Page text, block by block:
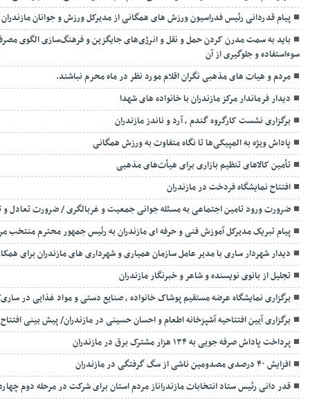
پیام قدردانی رئیس فدراسیون ورزش های همگانی از مدیرکل ورزش و جوانان مازندران
باید به سمت مدرن کردن حمل و نقل و انرژی‌های جایگزین و فرهنگ‌سازی الگوی
سوءاستفاده و جلوگیری از آن
مردم و هیات های مذهبی نگران اقلام مورد نظر در ماه محرم نباشند.
دیدار فرماندار مرکز مازندران با خانواده های شهدا
برگزاری نشست کارگروه گندم ، آرد و ناندز مازندران
پاداش ویژه به المپیکی‌ها تا نگاه متفاوت به ورزش همگانی
تأمین کالاهای تنظیم بازاری برای هیأت‌های مذهبی
افتتاح نمایشگاه فردخت در مازندران
ضرورت ورود تامین اجتماعی به مسئله جوانی جمعیت و غربالگری / ضرورت تعادل
پیام تبریک مدیرکل آموزش فنی و حرفه ای مازندران به رئیس جمهور محترم منتخب
دیدار شهردار ساری با مدیر عامل سازمان همیاری و شهرداری های مازندران برای
تجلیل از بانوی نویسنده و شاعر و خبرنگار مازندران
برگزاری نمایشگاه عرضه مستقیم پوشاک خانواده ، صنایع دستی و مواد غذایی در
برگزاری آیین افتتاحیه آشپزخانه اطعام و احسان حسینی در مازندران/ پیش بینی افتتاح ۱۰۰۰ آشپزخانه در
پرداخت پاداش صرفه جویی به ۱۳۴ هزار مشترک برق در مازندران
افزایش ۴۰ درصدی مصدومین ناشی از سگ گرفتگی در مازندران
قدر دانی رئیس ستاد انتخابات مازندراناز مردم استان برای شرکت در مرحله دوم